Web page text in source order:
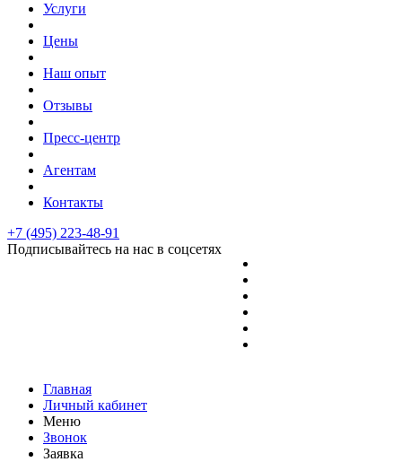
Услуги
Цены
Наш опыт
Отзывы
Пресс-центр
Агентам
Контакты
+7 (495) 223-48-91
Подписывайтесь на нас в соцсетях
Главная
Личный кабинет
Меню
Звонок
Заявка